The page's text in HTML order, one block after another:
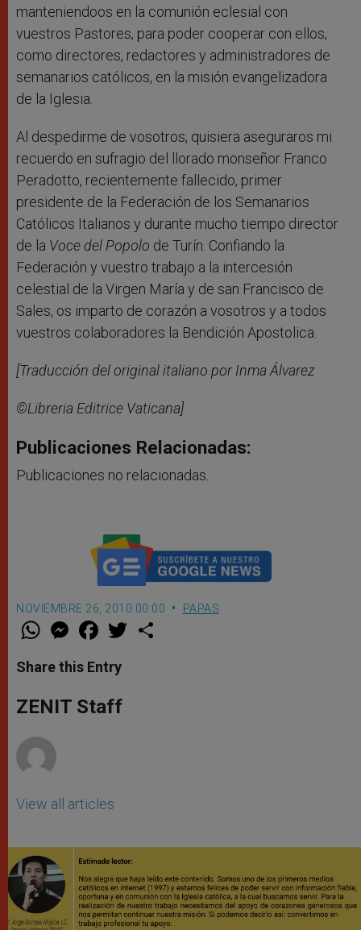
manteniendoos en la comunión eclesial con
vuestros Pastores, para poder cooperar con ellos,
como directores, redactores y administradores de
semanarios católicos, en la misión evangelizadora
de la Iglesia.
Al despedirme de vosotros, quisiera aseguraros mi
recuerdo en sufragio del llorado monseñor Franco
Peradotto, recientemente fallecido, primer
presidente de la Federación de los Semanarios
Católicos Italianos y durante mucho tiempo director
de la Voce del Popolo de Turín. Confiando la
Federación y vuestro trabajo a la intercesión
celestial de la Virgen María y de san Francisco de
Sales, os imparto de corazón a vosotros y a todos
vuestros colaboradores la Bendición Apostolica.
[Traducción del original italiano por Inma Álvarez
©Libreria Editrice Vaticana]
Publicaciones Relacionadas:
Publicaciones no relacionadas.
NOVIEMBRE 26, 2010 00:00 PAPAS
W
t
s
p
p
M
e
s
e
g
e
F
a
e
b
o
k
w
Share this Entry
ZENIT Staff
View all articles